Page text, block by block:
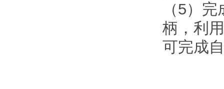
（5）
柄，利
可完成